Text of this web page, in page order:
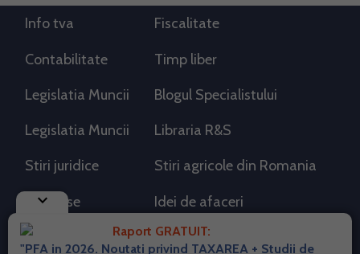
keyboard_arrow_down
Raport GRATUIT:
"PFA in 2026. Noutati privind TAXAREA + Studii de
Info tva Fiscalitate
Contabilitate Timp liber
Legislatia Muncii Blogul Specialistului
Legislatia Muncii Libraria R&S
Stiri juridice Stiri agricole din Romania
AdSense Idei de afaceri